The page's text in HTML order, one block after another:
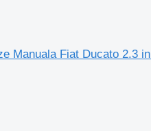
Manuala Fiat Ducato 2.3